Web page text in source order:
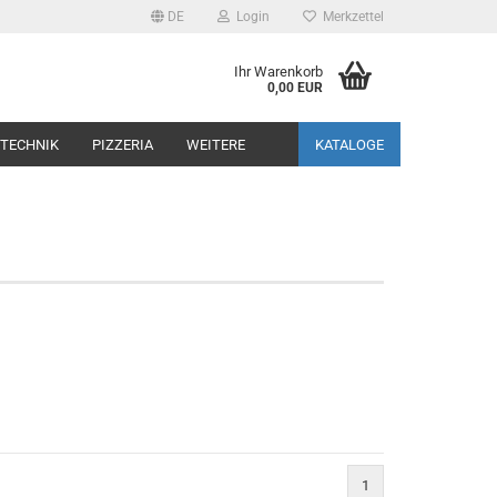
DE Login Merkzettel
Ihr Warenkorb
0,00 EUR
PIZZERIA KATALOGE
WEITERE
1